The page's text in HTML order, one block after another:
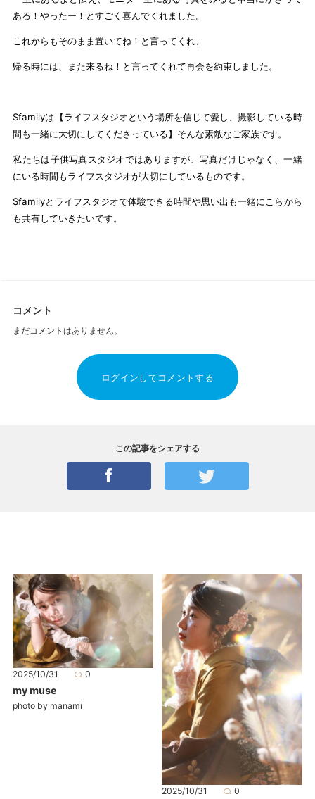
ある！やったー！とすごく喜んでくれました。
これからもそのまま置いてね！と言ってくれ、
帰る時には、また来るね！と言ってくれて再会を約束しました。
Sfamilyは【ライフスタジオという場所を信じて愛し、撮影している時
間も一緒に大切にしてくださっている】そんな素敵なご家族です。
私たちは子供写真スタジオではありますが、写真だけじゃなく、一緒
にいる時間もライフスタジオが大切にしているものです。
Sfamilyとライフスタジオで体験できる時間や思い出も一緒にこらから
も共有していきたいです。
コメント
まだコメントはありません。
ログインしてコメントする
この記事をシェアする
2025/10/31 0
my muse
photo by manami
2025/10/31 0